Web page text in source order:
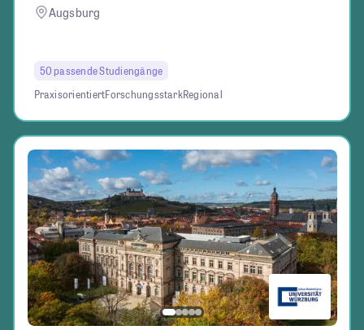
Augsburg
50 passende Studiengänge
PraxisorientiertForschungsstarkRegional